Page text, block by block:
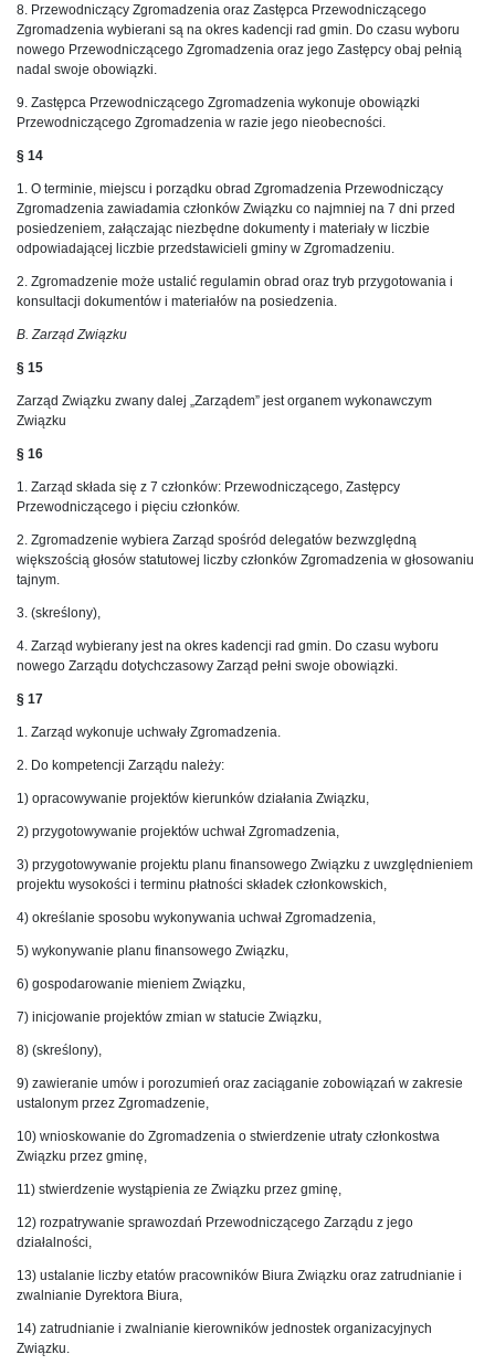
8. Przewodniczący Zgromadzenia oraz Zastępca Przewodniczącego
Zgromadzenia wybierani są na okres kadencji rad gmin. Do czasu wyboru
nowego Przewodniczącego Zgromadzenia oraz jego Zastępcy obaj pełnią
nadal swoje obowiązki.
9. Zastępca Przewodniczącego Zgromadzenia wykonuje obowiązki
Przewodniczącego Zgromadzenia w razie jego nieobecności.
§ 14
1. O terminie, miejscu i porządku obrad Zgromadzenia Przewodniczący
Zgromadzenia zawiadamia członków Związku co najmniej na 7 dni przed
posiedzeniem, załączając niezbędne dokumenty i materiały w liczbie
odpowiadającej liczbie przedstawicieli gminy w Zgromadzeniu.
2. Zgromadzenie może ustalić regulamin obrad oraz tryb przygotowania i
konsultacji dokumentów i materiałów na posiedzenia.
B. Zarząd Związku
§ 15
Zarząd Związku zwany dalej „Zarządem” jest organem wykonawczym
Związku
§ 16
1. Zarząd składa się z 7 członków: Przewodniczącego, Zastępcy
Przewodniczącego i pięciu członków.
2. Zgromadzenie wybiera Zarząd spośród delegatów bezwzględną
większością głosów statutowej liczby członków Zgromadzenia w głosowaniu
tajnym.
3. (skreślony),
4. Zarząd wybierany jest na okres kadencji rad gmin. Do czasu wyboru
nowego Zarządu dotychczasowy Zarząd pełni swoje obowiązki.
§ 17
1. Zarząd wykonuje uchwały Zgromadzenia.
2. Do kompetencji Zarządu należy:
1) opracowywanie projektów kierunków działania Związku,
2) przygotowywanie projektów uchwał Zgromadzenia,
3) przygotowywanie projektu planu finansowego Związku z uwzględnieniem
projektu wysokości i terminu płatności składek członkowskich,
4) określanie sposobu wykonywania uchwał Zgromadzenia,
5) wykonywanie planu finansowego Związku,
6) gospodarowanie mieniem Związku,
7) inicjowanie projektów zmian w statucie Związku,
8) (skreślony),
9) zawieranie umów i porozumień oraz zaciąganie zobowiązań w zakresie
ustalonym przez Zgromadzenie,
10) wnioskowanie do Zgromadzenia o stwierdzenie utraty członkostwa
Związku przez gminę,
11) stwierdzenie wystąpienia ze Związku przez gminę,
12) rozpatrywanie sprawozdań Przewodniczącego Zarządu z jego
działalności,
13) ustalanie liczby etatów pracowników Biura Związku oraz zatrudnianie i
zwalnianie Dyrektora Biura,
14) zatrudnianie i zwalnianie kierowników jednostek organizacyjnych
Związku.